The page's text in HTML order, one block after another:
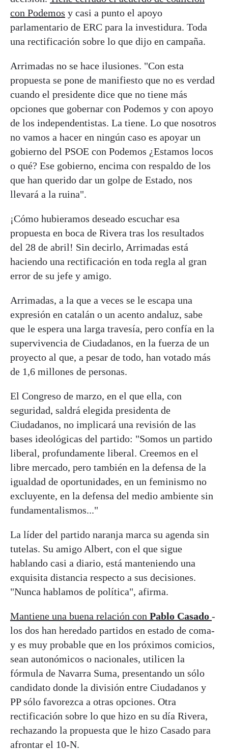
con Podemos y casi a punto el apoyo
parlamentario de ERC para la investidura. Toda
una rectificación sobre lo que dijo en campaña.
Arrimadas no se hace ilusiones. "Con esta
propuesta se pone de manifiesto que no es verdad
cuando el presidente dice que no tiene más
opciones que gobernar con Podemos y con apoyo
de los independentistas. La tiene. Lo que nosotros
no vamos a hacer en ningún caso es apoyar un
gobierno del PSOE con Podemos ¿Estamos locos
o qué? Ese gobierno, encima con respaldo de los
que han querido dar un golpe de Estado, nos
llevará a la ruina".
¡Cómo hubieramos deseado escuchar esa
propuesta en boca de Rivera tras los resultados
del 28 de abril! Sin decirlo, Arrimadas está
haciendo una rectificación en toda regla al gran
error de su jefe y amigo.
Arrimadas, a la que a veces se le escapa una
expresión en catalán o un acento andaluz, sabe
que le espera una larga travesía, pero confía en la
supervivencia de Ciudadanos, en la fuerza de un
proyecto al que, a pesar de todo, han votado más
de 1,6 millones de personas.
El Congreso de marzo, en el que ella, con
seguridad, saldrá elegida presidenta de
Ciudadanos, no implicará una revisión de las
bases ideológicas del partido: "Somos un partido
liberal, profundamente liberal. Creemos en el
libre mercado, pero también en la defensa de la
igualdad de oportunidades, en un feminismo no
excluyente, en la defensa del medio ambiente sin
fundamentalismos..."
La líder del partido naranja marca su agenda sin
tutelas. Su amigo Albert, con el que sigue
hablando casi a diario, está manteniendo una
exquisita distancia respecto a sus decisiones.
"Nunca hablamos de política", afirma.
Mantiene una buena relación con Pablo Casado -
los dos han heredado partidos en estado de coma-
y es muy probable que en los próximos comicios,
sean autonómicos o nacionales, utilicen la
fórmula de Navarra Suma, presentando un sólo
candidato donde la división entre Ciudadanos y
PP sólo favorezca a otras opciones. Otra
rectificación sobre lo que hizo en su día Rivera,
rechazando la propuesta que le hizo Casado para
afrontar el 10-N.